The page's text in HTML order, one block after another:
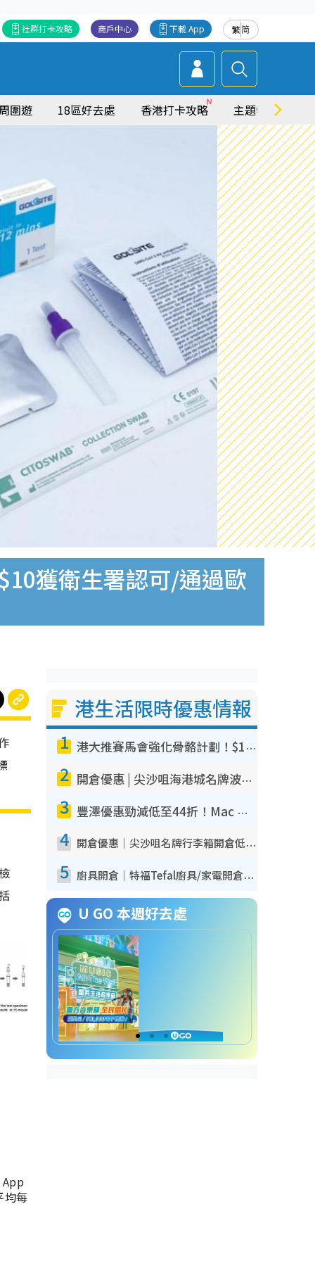
繁简
下載 App
商戶中心
社群打卡攻略
圍遊 18區好去處 香港打卡攻略 主題特集
獲衛生署認可/通過歐
均每
港生活限時優惠情報
1 港大推賽馬會強化骨骼計劃！$100骨質密度X光檢查 完成免費運動訓練送超市禮券！附參加資格
2 開倉優惠 | 尖沙咀海港城名牌波鞋開倉低至1折！On鞋$899起／Joy&Peace鞋履$98起
3 豐澤優惠勁減低至44折！Mac mini/iPhone17Pro大減價！廚房家電$220起
4 開倉優惠｜尖沙咀名牌行李箱開倉低至4折！一連5日 American Tourister/ace./Hallmark $200起！
5 廚具開倉｜特福Tefal廚具/家電開倉低至3折！$220起買平底鍋/炒鑊/湯煲！電飯煲/吸塵機/燙斗$418起
U GO 本週好去處